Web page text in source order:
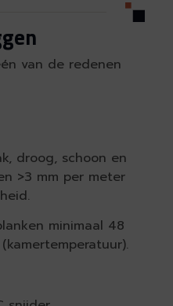
van de redenen
droog, schoon en
>3 mm per meter
minimaal 48